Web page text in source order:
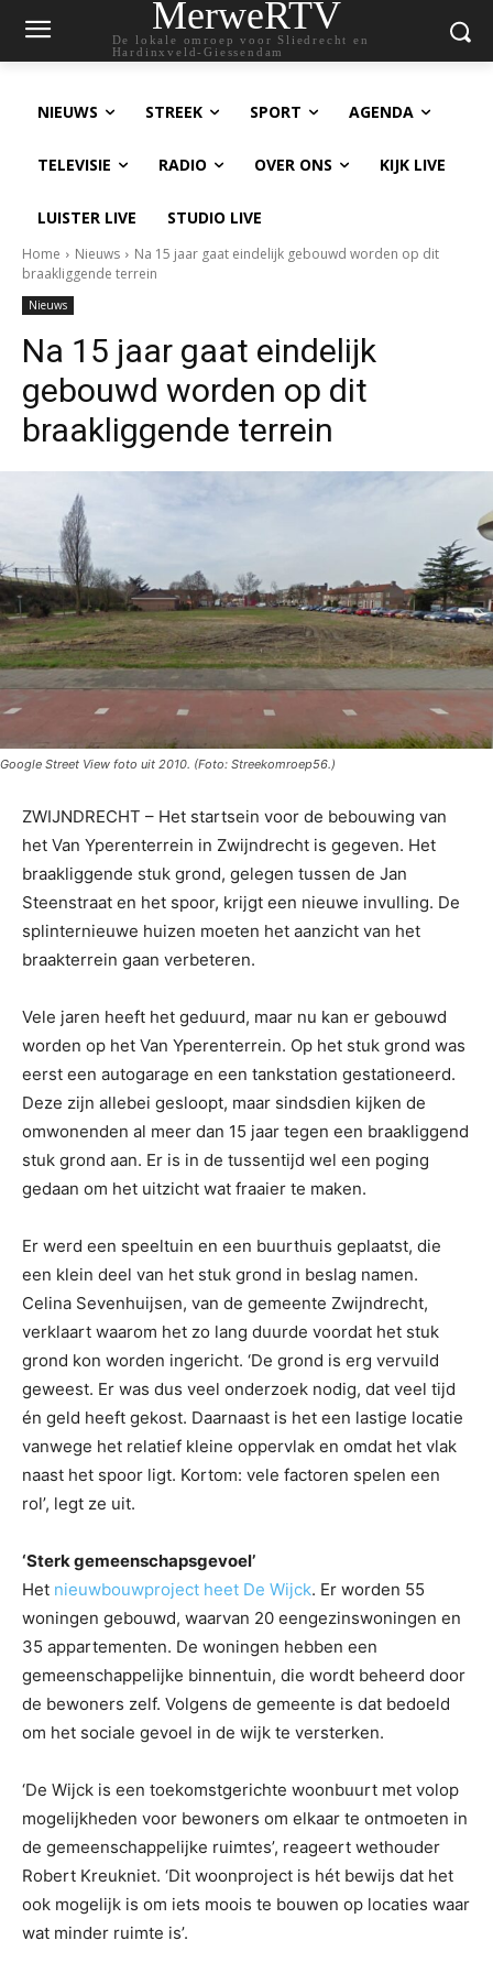
MerweRTV
De lokale omroep voor Sliedrecht en
Hardinxveld-Giessendam
NIEUWS STREEK SPORT AGENDA
TELEVISIE RADIO OVER ONS KIJK LIVE
LUISTER LIVE STUDIO LIVE
Home Nieuws
Na 15 jaar gaat eindelijk gebouwd worden op dit
braakliggende terrein
Nieuws
Na 15 jaar gaat eindelijk
gebouwd worden op dit
braakliggende terrein
Google Street View foto uit 2010. (Foto: Streekomroep56.)
ZWIJNDRECHT – Het startsein voor de bebouwing van
het Van Yperenterrein in Zwijndrecht is gegeven. Het
braakliggende stuk grond, gelegen tussen de Jan
Steenstraat en het spoor, krijgt een nieuwe invulling. De
splinternieuwe huizen moeten het aanzicht van het
braakterrein gaan verbeteren.
Vele jaren heeft het geduurd, maar nu kan er gebouwd
worden op het Van Yperenterrein. Op het stuk grond was
eerst een autogarage en een tankstation gestationeerd.
Deze zijn allebei gesloopt, maar sindsdien kijken de
omwonenden al meer dan 15 jaar tegen een braakliggend
stuk grond aan. Er is in de tussentijd wel een poging
gedaan om het uitzicht wat fraaier te maken.
Er werd een speeltuin en een buurthuis geplaatst, die
een klein deel van het stuk grond in beslag namen.
Celina Sevenhuijsen, van de gemeente Zwijndrecht,
verklaart waarom het zo lang duurde voordat het stuk
grond kon worden ingericht. ‘De grond is erg vervuild
geweest. Er was dus veel onderzoek nodig, dat veel tijd
én geld heeft gekost. Daarnaast is het een lastige locatie
vanwege het relatief kleine oppervlak en omdat het vlak
naast het spoor ligt. Kortom: vele factoren spelen een
rol’, legt ze uit.
‘Sterk gemeenschapsgevoel’
Het nieuwbouwproject heet De Wijck. Er worden 55
woningen gebouwd, waarvan 20 eengezinswoningen en
35 appartementen. De woningen hebben een
gemeenschappelijke binnentuin, die wordt beheerd door
de bewoners zelf. Volgens de gemeente is dat bedoeld
om het sociale gevoel in de wijk te versterken.
‘De Wijck is een toekomstgerichte woonbuurt met volop
mogelijkheden voor bewoners om elkaar te ontmoeten in
de gemeenschappelijke ruimtes’, reageert wethouder
Robert Kreukniet. ‘Dit woonproject is hét bewijs dat het
ook mogelijk is om iets moois te bouwen op locaties waar
wat minder ruimte is’.